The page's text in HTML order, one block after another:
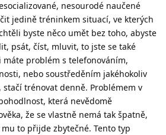
nesourodé naučené
jedině tréninkem situací, ve kterých
byste něco umět bez toho, abyste
psát, číst, mluvit, to jste se také
problém s telefonováním,
nebo soustředěním jakéhokoliv
trénovat denně. Problémem v
která nevědomě
že se vlastně nemá tak špatně,
to přijde zbytečné. Tento typ